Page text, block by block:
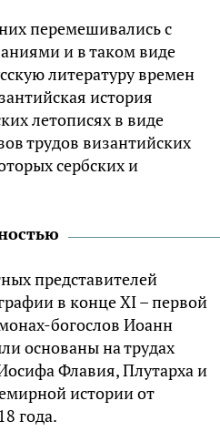
перемешивались с
и в таком виде
литературу времен
история
летописях в виде
трудов византийских
сербских и
представителей
в конце XI – первой
богослов Иоанн
основаны на трудах
Флавия, Плутарха и
истории от
года.